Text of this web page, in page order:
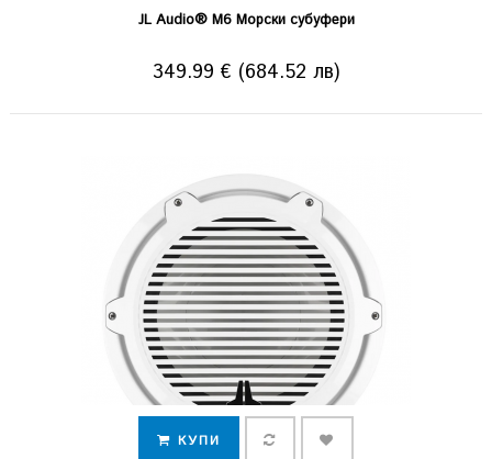
JL Audio® M6 Морски субуфери
349.99 € (684.52 лв)
КУПИ